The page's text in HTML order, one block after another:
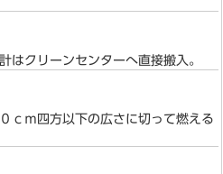
はクリーンセンターへ直接搬入。
ｃｍ四方以下の広さに切って燃える